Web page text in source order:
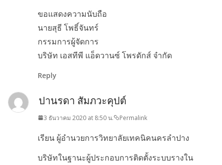
ขอแสดงความนับถือ
นายสุธี โพธิ์จันทร์
กรรมการผู้จัดการ
บริษัท เอสทีพี แอ็ดวานซ์ โพรดักส์ จำกัด
Reply
ปานรดา สัมภวะคุปต์
3 ธันวาคม 2020 at 8:50 น. Permalink
เรียน ผู้อำนวยการวิทยาลัยเทคนิคนครลำปาง
บริษัทในฐานะผู้ประกอบการติดตั้งระบบรางใน